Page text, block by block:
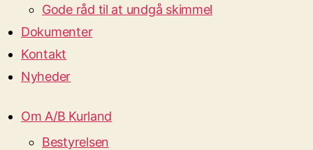
Gode råd til at undgå skimmel
Dokumenter
Kontakt
Nyheder
Om A/B Kurland
Bestyrelsen